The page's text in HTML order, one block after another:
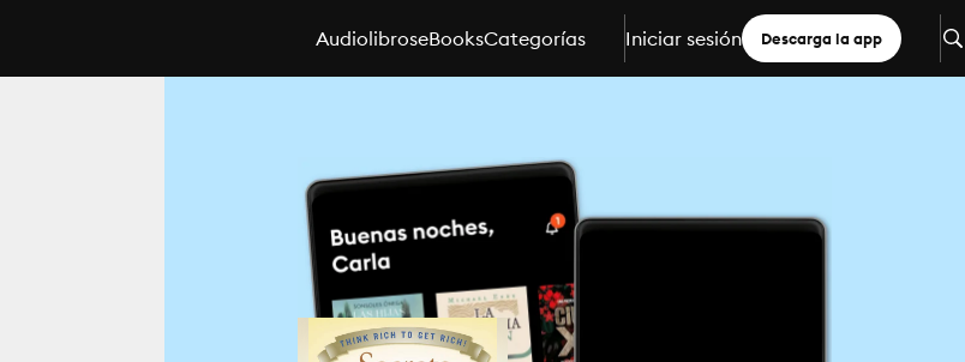
AudiolibroseBooksCategorías Iniciar sesión Descarga la app